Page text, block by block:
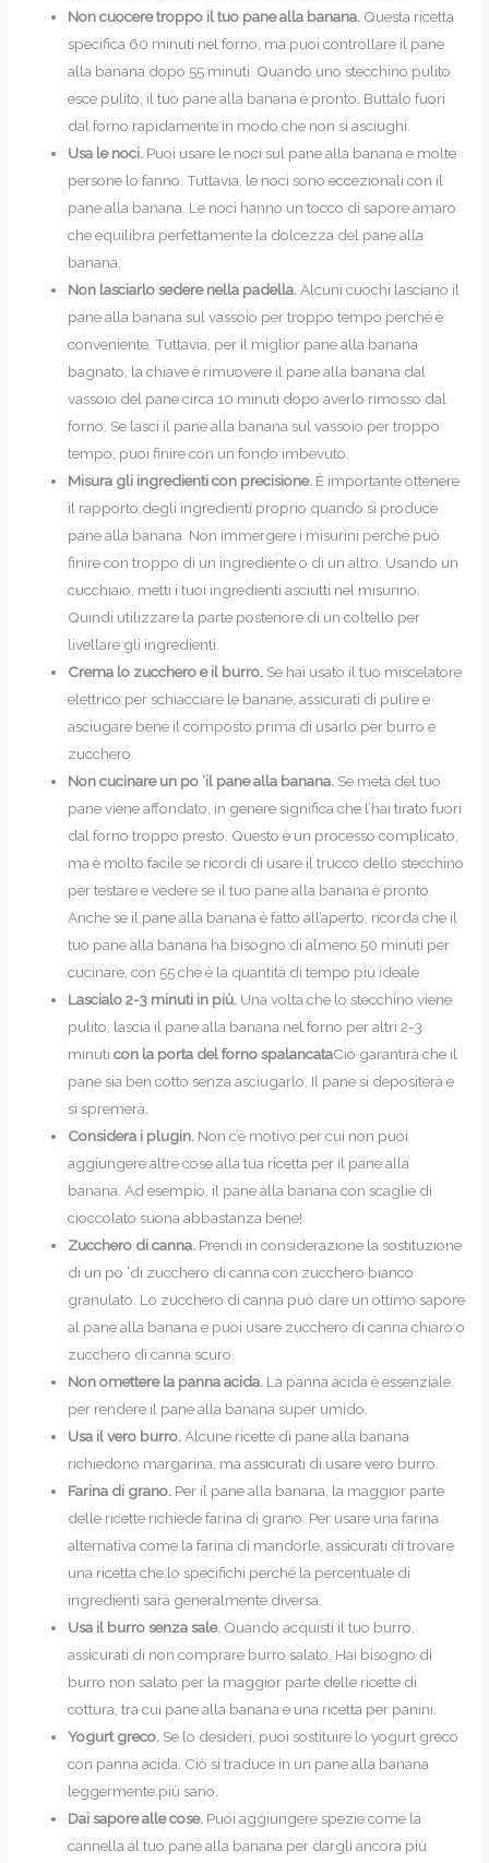
Non cuocere troppo il tuo pane alla banana. Questa ricetta
specifica 60 minuti nel forno, ma puoi controllare il pane
alla banana dopo 55 minuti. Quando uno stecchino pulito
esce pulito, il tuo pane alla banana è pronto. Buttalo fuori
dal forno rapidamente in modo che non si asciughi.
Usa le noci. Puoi usare le noci sul pane alla banana e molte
persone lo fanno. Tuttavia, le noci sono eccezionali con il
pane alla banana. Le noci hanno un tocco di sapore amaro
che equilibra perfettamente la dolcezza del pane alla
banana.
Non lasciarlo sedere nella padella. Alcuni cuochi lasciano il
pane alla banana sul vassoio per troppo tempo perché è
conveniente. Tuttavia, per il miglior pane alla banana
bagnato, la chiave è rimuovere il pane alla banana dal
vassoio del pane circa 10 minuti dopo averlo rimosso dal
forno. Se lasci il pane alla banana sul vassoio per troppo
tempo, puoi finire con un fondo imbevuto.
Misura gli ingredienti con precisione. È importante ottenere
il rapporto degli ingredienti proprio quando si produce
pane alla banana. Non immergere i misurini perché può
finire con troppo di un ingrediente o di un altro. Usando un
cucchiaio, metti i tuoi ingredienti asciutti nel misurino.
Quindi utilizzare la parte posteriore di un coltello per
livellare gli ingredienti.
Crema lo zucchero e il burro. Se hai usato il tuo miscelatore
elettrico per schiacciare le banane, assicurati di pulire e
asciugare bene il composto prima di usarlo per burro e
zucchero.
Non cucinare un po ‘il pane alla banana. Se metà del tuo
pane viene affondato, in genere significa che l’hai tirato fuori
dal forno troppo presto. Questo è un processo complicato,
ma è molto facile se ricordi di usare il trucco dello stecchino
per testare e vedere se il tuo pane alla banana è pronto.
Anche se il pane alla banana è fatto all’aperto, ricorda che il
tuo pane alla banana ha bisogno di almeno 50 minuti per
cucinare, con 55 che è la quantità di tempo più ideale.
Lascialo 2-3 minuti in più. Una volta che lo stecchino viene
pulito, lascia il pane alla banana nel forno per altri 2-3
minuticon la porta del forno spalancataCiò garantirà che il
pane sia ben cotto senza asciugarlo. Il pane si depositerà e
si spremerà.
Considera i plugin. Non c’è motivo per cui non puoi
aggiungere altre cose alla tua ricetta per il pane alla
banana. Ad esempio, il pane alla banana con scaglie di
cioccolato suona abbastanza bene!
Zucchero di canna. Prendi in considerazione la sostituzione
di un po ‘di zucchero di canna con zucchero bianco
granulato. Lo zucchero di canna può dare un ottimo sapore
al pane alla banana e puoi usare zucchero di canna chiaro o
zucchero di canna scuro.
Non omettere la panna acida. La panna acida è essenziale
per rendere il pane alla banana super umido.
Usa il vero burro. Alcune ricette di pane alla banana
richiedono margarina, ma assicurati di usare vero burro.
Farina di grano. Per il pane alla banana, la maggior parte
delle ricette richiede farina di grano. Per usare una farina
alternativa come la farina di mandorle, assicurati di trovare
una ricetta che lo specifichi perché la percentuale di
ingredienti sarà generalmente diversa.
Usa il burro senza sale. Quando acquisti il tuo burro,
assicurati di non comprare burro salato. Hai bisogno di
burro non salato per la maggior parte delle ricette di
cottura, tra cui pane alla banana e una ricetta per panini.
Yogurt greco. Se lo desideri, puoi sostituire lo yogurt greco
con panna acida. Ciò si traduce in un pane alla banana
leggermente più sano.
Dai sapore alle cose. Puoi aggiungere spezie come la
cannella al tuo pane alla banana per dargli ancora più